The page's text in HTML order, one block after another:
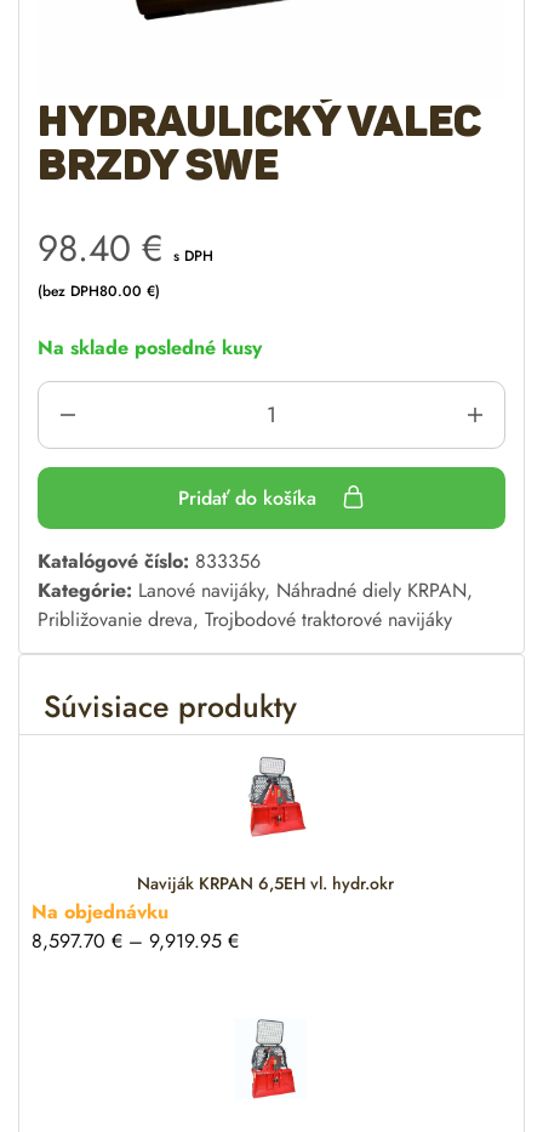
Hydraulický valec
brzdy SWE
98.40 € s DPH
(bez DPH80.00 €)
Na sklade posledné kusy
Pridať do košíka
A
l
t
e
n
a
Katalógové číslo: 833356
Kategórie: Lanové navijáky, Náhradné diely KRPAN,
Približovanie dreva, Trojbodové traktorové navijáky
Súvisiace produkty
Naviják KRPAN 6,5EH vl. hydr.okr
Na objednávku
8,597.70 € – 9,919.95 €